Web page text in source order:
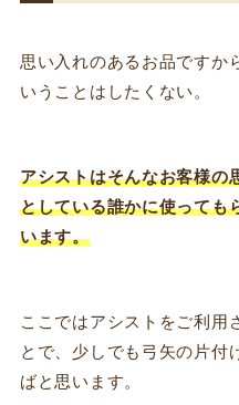
思い入れのあるお品ですか
いうことはしたくない。
アシストはそんなお客様の
としている誰かに使っても
います。
ここではアシストをご利用
とで、少しでも弓矢の片付
ばと思います。